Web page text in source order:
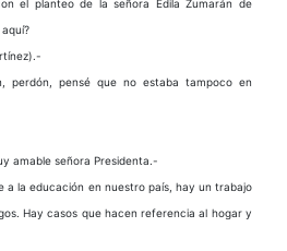
el planteo de la señora Edila Zumarán de
perdón, pensé que no estaba tampoco en
amable señora Presidenta.-
a la educación en nuestro país, hay un trabajo
Hay casos que hacen referencia al hogar y